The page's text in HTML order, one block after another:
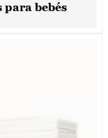
bebés